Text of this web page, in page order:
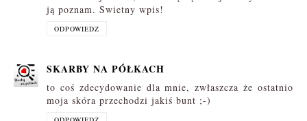
ją poznam. Swietny wpis!
ODPOWIEDZ
SKARBY NA PÓŁKACH
to coś zdecydowanie dla mnie, zwłaszcza że ostatnio
moja skóra przechodzi jakiś bunt ;-)